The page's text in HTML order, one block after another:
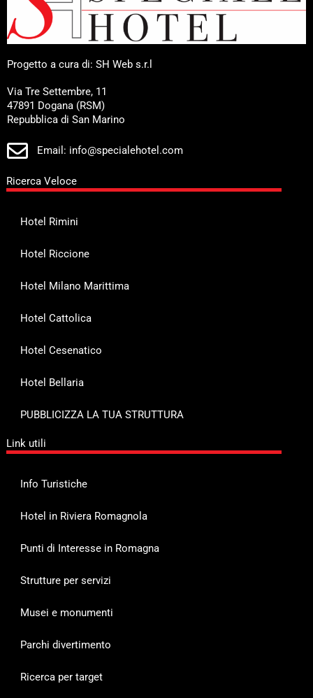
Progetto a cura di: SH Web s.r.l
Via Tre Settembre, 11
47891 Dogana (RSM)
Repubblica di San Marino
Email: info@specialehotel.com
Ricerca Veloce
Hotel Rimini
Hotel Riccione
Hotel Milano Marittima
Hotel Cattolica
Hotel Cesenatico
Hotel Bellaria
PUBBLICIZZA LA TUA STRUTTURA
Link utili
Info Turistiche
Hotel in Riviera Romagnola
Punti di Interesse in Romagna
Strutture per servizi
Musei e monumenti
Parchi divertimento
Ricerca per target